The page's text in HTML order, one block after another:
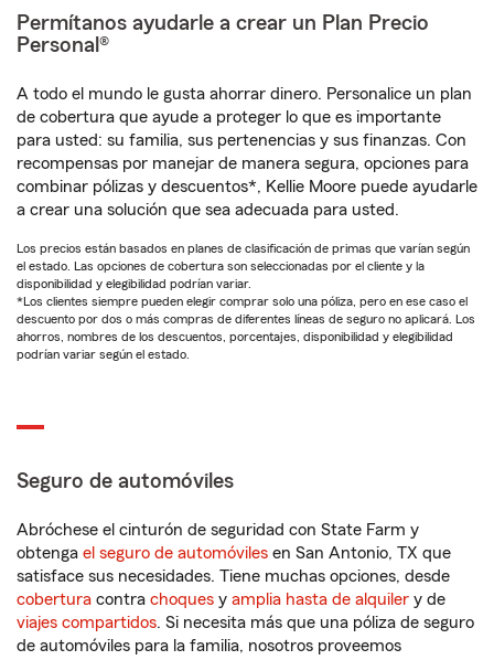
Permítanos ayudarle a crear un Plan Precio
Personal®
A todo el mundo le gusta ahorrar dinero. Personalice un plan
de cobertura que ayude a proteger lo que es importante
para usted: su familia, sus pertenencias y sus finanzas. Con
recompensas por manejar de manera segura, opciones para
combinar pólizas y descuentos*, Kellie Moore puede ayudarle
a crear una solución que sea adecuada para usted.
Los precios están basados en planes de clasificación de primas que varían según
el estado. Las opciones de cobertura son seleccionadas por el cliente y la
disponibilidad y elegibilidad podrían variar.
*Los clientes siempre pueden elegir comprar solo una póliza, pero en ese caso el
descuento por dos o más compras de diferentes líneas de seguro no aplicará. Los
ahorros, nombres de los descuentos, porcentajes, disponibilidad y elegibilidad
podrían variar según el estado.
Seguro de automóviles
Abróchese el cinturón de seguridad con State Farm y
obtenga el seguro de automóviles en San Antonio, TX que
satisface sus necesidades. Tiene muchas opciones, desde
cobertura contra choques y amplia hasta de alquiler y de
viajes compartidos. Si necesita más que una póliza de seguro
de automóviles para la familia, nosotros proveemos